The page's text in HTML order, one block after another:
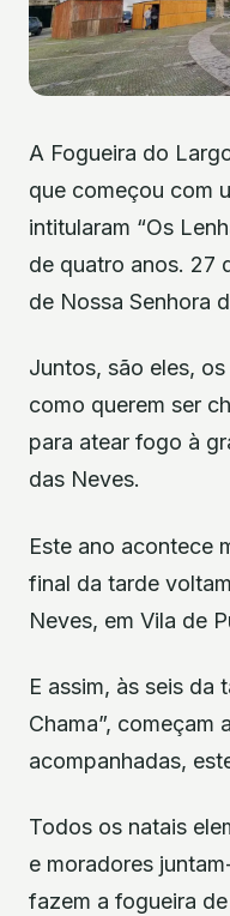
A Fogueira do
que começou com
intitularam “Os
de quatro anos. 27
de Nossa Senhora
Juntos, são eles,
como querem ser
para atear fogo à
das Neves.
Este ano acontece
final da tarde
Neves, em Vila de
E assim, às seis da
Chama”, começam
acompanhadas,
Todos os natais
e moradores
fazem a fogueira